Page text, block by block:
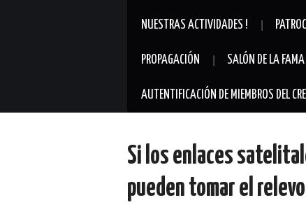
NUESTRAS ACTIVIDADES !
PROPAGACIÓN SALÓN DE LA FAMA
AUTENTIFICACIÓN DE MIEMBROS DEL
Si los enlaces
pueden tomar el relevo